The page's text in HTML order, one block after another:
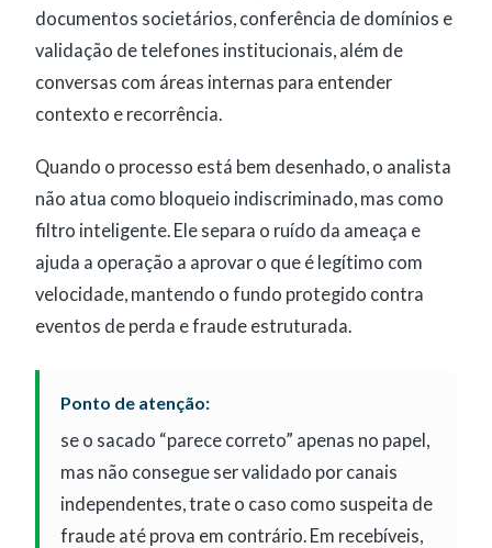
documentos societários, conferência de domínios e
validação de telefones institucionais, além de
conversas com áreas internas para entender
contexto e recorrência.
Quando o processo está bem desenhado, o analista
não atua como bloqueio indiscriminado, mas como
filtro inteligente. Ele separa o ruído da ameaça e
ajuda a operação a aprovar o que é legítimo com
velocidade, mantendo o fundo protegido contra
eventos de perda e fraude estruturada.
Ponto de atenção:
se o sacado “parece correto” apenas no papel,
mas não consegue ser validado por canais
independentes, trate o caso como suspeita de
fraude até prova em contrário. Em recebíveis,